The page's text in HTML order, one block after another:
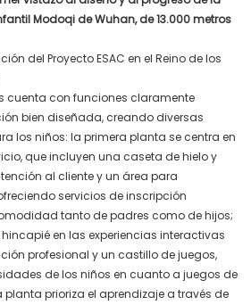
del Proyecto ESAC en el Reino de los
cuenta con funciones claramente
bien diseñada, creando diversas
los niños: la primera planta se centra en
que incluyen una caseta de hielo y
al cliente y un área para
servicios de inscripción
tanto de padres como de hijos;
en las experiencias interactivas
profesional y un castillo de juegos,
de los niños en cuanto a juegos de
planta prioriza el aprendizaje a través de